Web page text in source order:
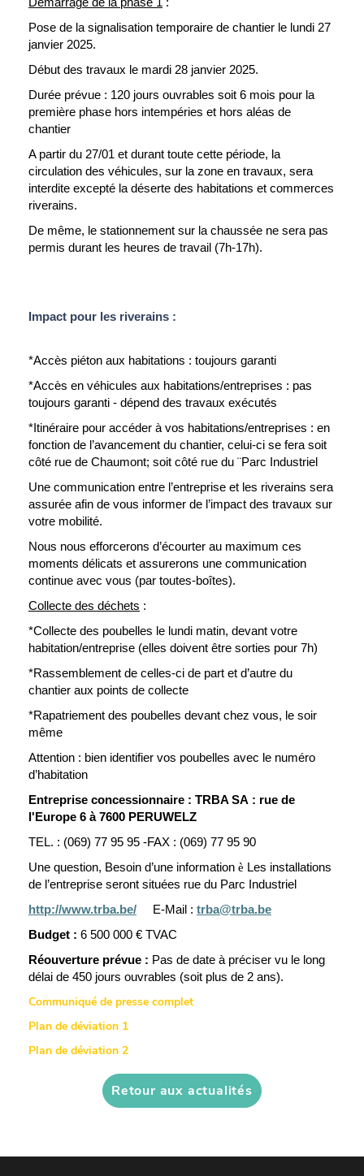
Démarrage de la phase 1 :
Pose de la signalisation temporaire de chantier le lundi 27
janvier 2025.
Début des travaux le mardi 28 janvier 2025.
Durée prévue : 120 jours ouvrables soit 6 mois pour la
première phase hors intempéries et hors aléas de
chantier
A partir du 27/01 et durant toute cette période, la
circulation des véhicules, sur la zone en travaux, sera
interdite excepté la déserte des habitations et commerces
riverains.
De même, le stationnement sur la chaussée ne sera pas
permis durant les heures de travail (7h-17h).
Impact pour les riverains :
*Accès piéton aux habitations : toujours garanti
*Accès en véhicules aux habitations/entreprises : pas
toujours garanti - dépend des travaux exécutés
*Itinéraire pour accéder à vos habitations/entreprises : en
fonction de l’avancement du chantier, celui-ci se fera soit
côté rue de Chaumont; soit côté rue du ¨Parc Industriel
Une communication entre l’entreprise et les riverains sera
assurée afin de vous informer de l’impact des travaux sur
votre mobilité.
Nous nous efforcerons d’écourter au maximum ces
moments délicats et assurerons une communication
continue avec vous (par toutes-boîtes).
Collecte des déchets :
*Collecte des poubelles le lundi matin, devant votre
habitation/entreprise (elles doivent être sorties pour 7h)
*Rassemblement de celles-ci de part et d’autre du
chantier aux points de collecte
*Rapatriement des poubelles devant chez vous, le soir
même
Attention : bien identifier vos poubelles avec le numéro
d’habitation
Entreprise concessionnaire : TRBA SA : rue de
l'Europe 6 à 7600 PERUWELZ
TEL. : (069) 77 95 95 -FAX : (069) 77 95 90
Une question, Besoin d’une information è Les installations
de l’entreprise seront situées rue du Parc Industriel
http://www.trba.be/ E-Mail : trba@trba.be
Budget : 6 500 000 € TVAC
Réouverture prévue : Pas de date à préciser vu le long
délai de 450 jours ouvrables (soit plus de 2 ans).
Communiqué de presse complet
Plan de déviation 1
Plan de déviation 2
Retour aux actualités